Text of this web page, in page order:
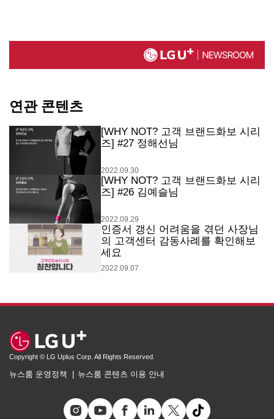
연관 콘텐츠
[WHY NOT? 고객 브랜드화보 시리
즈] #27 정해선님
2022.09.30
[WHY NOT? 고객 브랜드화보 시리
즈] #26 김예슬님
2022.09.29
인증서 갱신 어려움을 겪던 사장님
의 고객센터 감동사례를 확인해보
세요
2022.09.07
Copyright © LG Uplus Corp. All Rights Reserved.
뉴스룸 운영정책 뉴스룸 콘텐츠 이용 안내